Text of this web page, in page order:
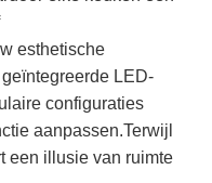
esthetische
LED-
configuraties
aanpassen.Terwijl
een illusie van ruimte